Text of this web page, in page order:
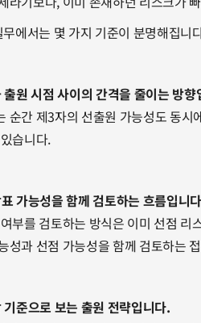
에서는 몇 가지 기준이 분명해집니
원 시점 사이의 간격을 줄이는 방향
순간 제3자의 선출원 가능성도 동
습니다.
가능성을 함께 검토하는 흐름입니
부를 검토하는 방식은 이미 선점
성과 선점 가능성을 함께 검토하는
준으로 보는 출원 전략입니다.